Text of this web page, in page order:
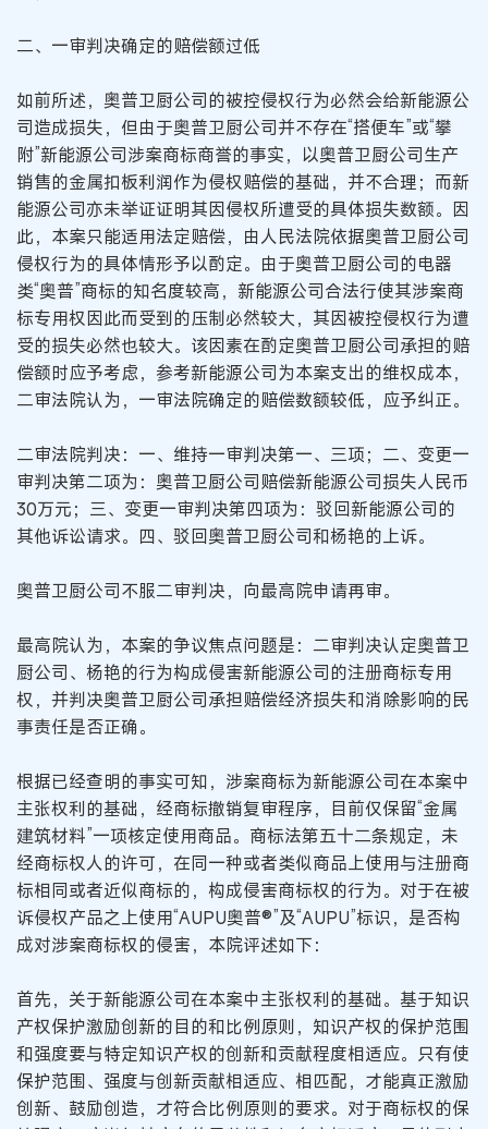
二、一审判决确定的赔偿额过低
如前所述，奥普卫厨公司的被控侵权行为必然会给新能源公
司造成损失，但由于奥普卫厨公司并不存在“搭便车”或“攀
附”新能源公司涉案商标商誉的事实，以奥普卫厨公司生产
销售的金属扣板利润作为侵权赔偿的基础，并不合理；而新
能源公司亦未举证证明其因侵权所遭受的具体损失数额。因
此，本案只能适用法定赔偿，由人民法院依据奥普卫厨公司
侵权行为的具体情形予以酌定。由于奥普卫厨公司的电器
类“奥普”商标的知名度较高，新能源公司合法行使其涉案商
标专用权因此而受到的压制必然较大，其因被控侵权行为遭
受的损失必然也较大。该因素在酌定奥普卫厨公司承担的赔
偿额时应予考虑，参考新能源公司为本案支出的维权成本，
二审法院认为，一审法院确定的赔偿数额较低，应予纠正。
二审法院判决：一、维持一审判决第一、三项；二、变更一
审判决第二项为：奥普卫厨公司赔偿新能源公司损失人民币
30万元；三、变更一审判决第四项为：驳回新能源公司的
其他诉讼请求。四、驳回奥普卫厨公司和杨艳的上诉。
奥普卫厨公司不服二审判决，向最高院申请再审。
最高院认为，本案的争议焦点问题是：二审判决认定奥普卫
厨公司、杨艳的行为构成侵害新能源公司的注册商标专用
权，并判决奥普卫厨公司承担赔偿经济损失和消除影响的民
事责任是否正确。
根据已经查明的事实可知，涉案商标为新能源公司在本案中
主张权利的基础，经商标撤销复审程序，目前仅保留“金属
建筑材料”一项核定使用商品。商标法第五十二条规定，未
经商标权人的许可，在同一种或者类似商品上使用与注册商
标相同或者近似商标的，构成侵害商标权的行为。对于在被
诉侵权产品之上使用“AUPU奥普®”及“AUPU”标识，是否构
成对涉案商标权的侵害，本院评述如下：
首先，关于新能源公司在本案中主张权利的基础。基于知识
产权保护激励创新的目的和比例原则，知识产权的保护范围
和强度要与特定知识产权的创新和贡献程度相适应。只有使
保护范围、强度与创新贡献相适应、相匹配，才能真正激励
创新、鼓励创造，才符合比例原则的要求。对于商标权的保